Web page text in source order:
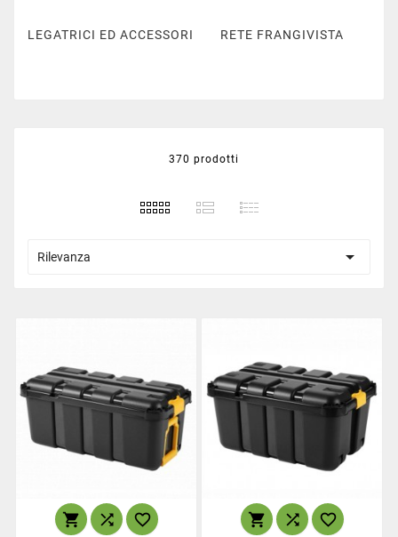
LEGATRICI ED ACCESSORI RETE FRANGIVISTA
TELONI PLASTICA CARRIOLE GIARDINO
RETE OMBREGGIANTE SACCHI FOGLIE
370 prodotti
Rilevanza 
     